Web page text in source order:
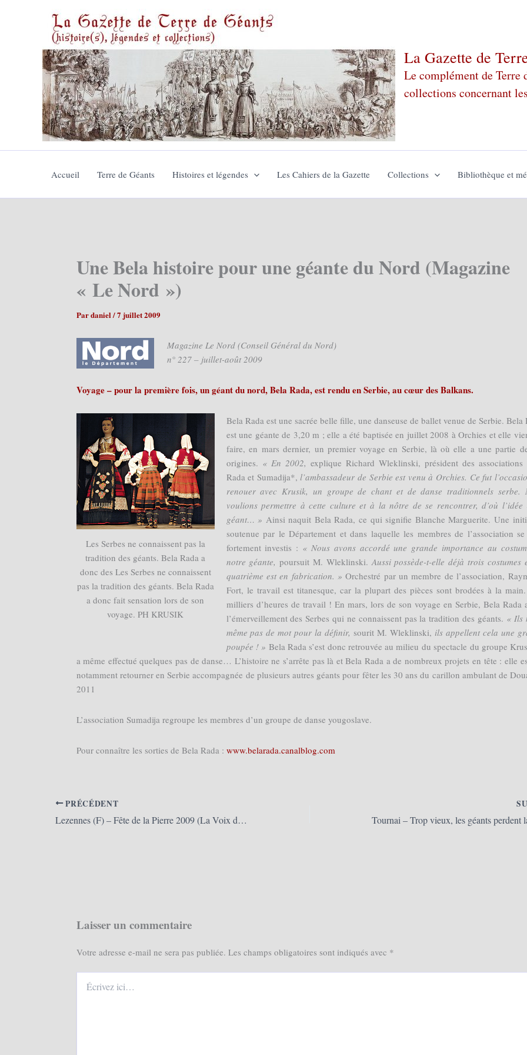
La Gazette de
Le complément de Terre
collections concernant
Accueil Terre de Géants Histoires et légendes Les Cahiers de la Gazette Collections Bibliothèque et
Une Bela histoire pour une géante du Nord (Magazine
« Le Nord »)
Pardaniel /7 juillet 2009
Magazine Le Nord (Conseil Général du Nord)
n° 227 – juillet-août 2009
Voyage – pour la première fois, un géant du nord, Bela Rada, est rendu en Serbie, au cœur des Balkans.
Les Serbes ne connaissent pas la
tradition des géants. Bela Rada a
donc des Les Serbes ne connaissent
pas la tradition des géants. Bela Rada
a donc fait sensation lors de son
voyage. PH KRUSIK
Bela Rada est une sacrée belle fille, une danseuse de ballet venue de Serbie. Bela
est une géante de 3,20 m ; elle a été baptisée en juillet 2008 à Orchies et elle
faire, en mars dernier, un premier voyage en Serbie, là où elle a une partie
origines. « En 2002, explique Richard Wleklinski, président des associations
Rada et Sumadija*,l’ambassadeur de Serbie est venu à Orchies. Ce fut
renouer avec Krusik, un groupe de chant et de danse traditionnels serbe.
voulions permettre à cette culture et à la nôtre de se rencontrer, d’où l’idée
géant… » Ainsi naquit Bela Rada, ce qui signifie Blanche Marguerite. Une
soutenue par le Département et dans laquelle les membres de l’association
fortement investis : « Nous avons accordé une grande importance au
notre géante,poursuit M. Wleklinski. Aussi possède-t-elle déjà trois costumes
quatrième est en fabrication. »Orchestré par un membre de l’association,
Fort, le travail est titanesque, car la plupart des pièces sont brodées à la
milliers d’heures de travail ! En mars, lors de son voyage en Serbie, Bela Rada
l’émerveillement des Serbes qui ne connaissent pas la tradition des géants. « Ils
même pas de mot pour la définir, sourit M. Wleklinski, ils appellent cela une
poupée ! » Bela Rada s’est donc retrouvée au milieu du spectacle du groupe
a même effectué quelques pas de danse… L’histoire ne s’arrête pas là et Bela Rada a de nombreux projets en tête : elle
notamment retourner en Serbie accompagnée de plusieurs autres géants pour fêter les 30 ans du carillon ambulant de
2011
L’association Sumadija regroupe les membres d’un groupe de danse yougoslave.
Pour connaître les sorties de Bela Rada : www.belarada.canalblog.com
PRÉCÉDENT
Lezennes (F) – Fête de la Pierre 2009 (La Voix du Nord)
Laisser un commentaire
Votre adresse e-mail ne sera pas publiée. Les champs obligatoires sont indiqués avec *
ici…